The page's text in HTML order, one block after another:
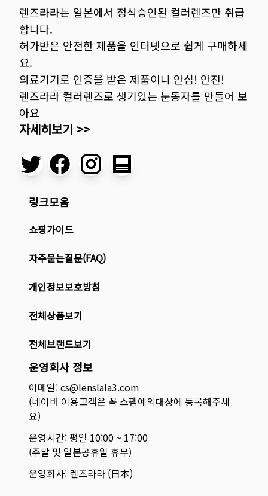
렌즈라라는 일본에서 정식승인된 컬러렌즈만 취급
합니다.
허가받은 안전한 제품을 인터넷으로 쉽게 구매하세
요.
의료기기로 인증을 받은 제품이니 안심! 안전!
렌즈라라 컬러렌즈로 생기있는 눈동자를 만들어 보
아요
자세히보기 >>
링크모음
쇼핑가이드
자주묻는질문(FAQ)
개인정보보호방침
전체상품보기
전체브랜드보기
운영회사 정보
이메일: cs@lenslala3.com
(네이버 이용고객은 꼭 스팸예외대상에 등록해주세
요)
운영시간: 평일 10:00 ~ 17:00
(주말 및 일본공휴일 휴무)
운영회사: 렌즈라라 (日本)